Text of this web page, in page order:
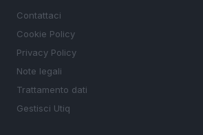
Contattaci
Cookie Policy
Privacy Policy
Note legali
Trattamento dati
Gestisci Utiq